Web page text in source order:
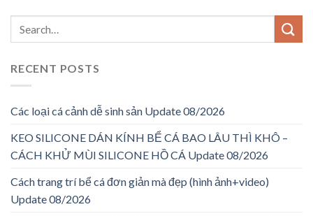
RECENT POSTS
Các loại cá cảnh dễ sinh sản Update 08/2026
KEO SILICONE DÁN KÍNH BỂ CÁ BAO LÂU THÌ KHÔ –
CÁCH KHỬ MÙI SILICONE HỒ CÁ Update 08/2026
Cách trang trí bể cá đơn giản mà đẹp (hình ảnh+video)
Update 08/2026